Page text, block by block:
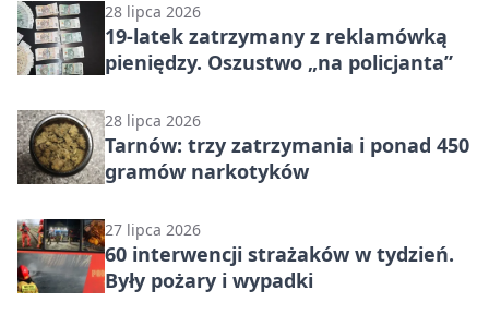
28 lipca 2026
19-latek zatrzymany z reklamówką
pieniędzy. Oszustwo „na policjanta”
28 lipca 2026
Tarnów: trzy zatrzymania i ponad 450
gramów narkotyków
27 lipca 2026
60 interwencji strażaków w tydzień.
Były pożary i wypadki